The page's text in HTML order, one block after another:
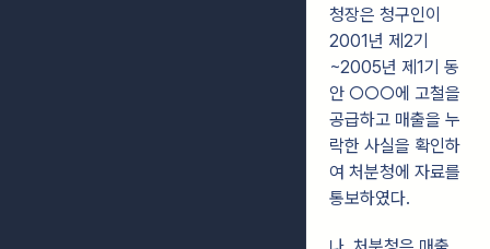
청장은 청구인이
2001년 제2기
~2005년 제1기 동
안 ○○○에 고철을
공급하고 매출을 누
락한 사실을 확인하
여 처분청에 자료를
통보하였다.